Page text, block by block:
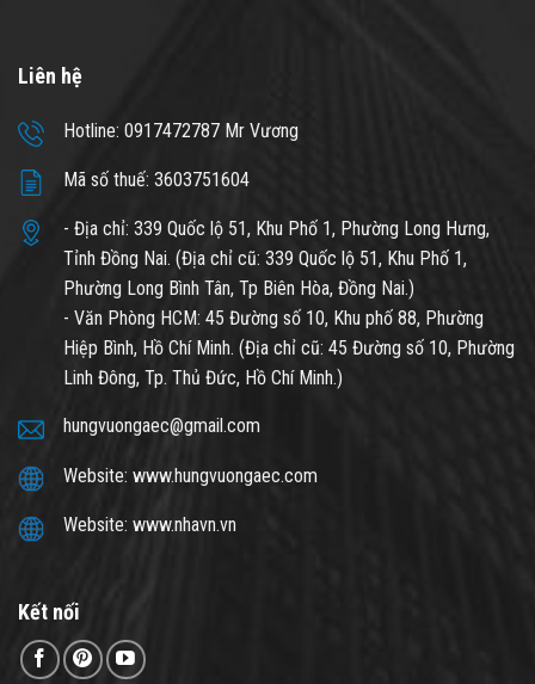
Liên hệ
Hotline: 0917472787 Mr Vương
Mã số thuế: 3603751604
- Địa chỉ: 339 Quốc lộ 51, Khu Phố 1, Phường Long Hưng,
Tỉnh Đồng Nai. (Địa chỉ cũ: 339 Quốc lộ 51, Khu Phố 1,
Phường Long Bình Tân, Tp Biên Hòa, Đồng Nai.)
- Văn Phòng HCM: 45 Đường số 10, Khu phố 88, Phường
Hiệp Bình, Hồ Chí Minh. (Địa chỉ cũ: 45 Đường số 10, Phường
Linh Đông, Tp. Thủ Đức, Hồ Chí Minh.)
hungvuongaec@gmail.com
Website: www.hungvuongaec.com
Website: www.nhavn.vn
Kết nối